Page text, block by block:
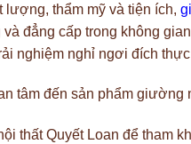
thẩm mỹ và tiện ích,
đẳng cấp trong không
nghiệm nghỉ ngơi đích
tâm đến sản phẩm giường
thất Quyết Loan để tham